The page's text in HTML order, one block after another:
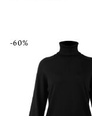
-60%